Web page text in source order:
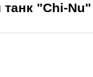
"Chi-Nu"